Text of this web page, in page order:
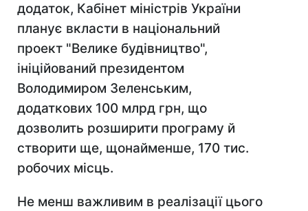
додаток, Кабінет міністрів України
планує вкласти в національний
проект "Велике будівництво",
ініційований президентом
Володимиром Зеленським,
додаткових 100 млрд грн, що
дозволить розширити програму й
створити ще, щонайменше, 170 тис.
робочих місць.
Не менш важливим в реалізації цього